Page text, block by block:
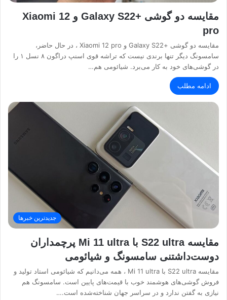
مقایسه دو گوشی +Galaxy S22 و Xiaomi 12
pro
مقایسه دو گوشی +Galaxy S22 و Xiaomi 12 pro ، در حال حاضر،
سامسونگ دیگر تنها برندی نیست که تراشه قوی اسنپ دراگون ۸ نسل ۱ را
در گوشی‌های خود به کار می‌برد. شیائومی هم…
ادامه مطلب
جدیدترین خبرها
مقایسه S22 ultra با Mi 11 ultra پرچمداران
دوست‌داشتنی سامسونگ و شیائومی
مقایسه S22 ultra با Mi 11 ultra ، همه می‌دانیم که شیائومی استاد تولید و
فروش گوشی‌های هوشمند خوب با قیمت‌های پایین است. سامسونگ هم
نیازی به گفتن ندارد و در سراسر جهان شناخته‌شده است.…